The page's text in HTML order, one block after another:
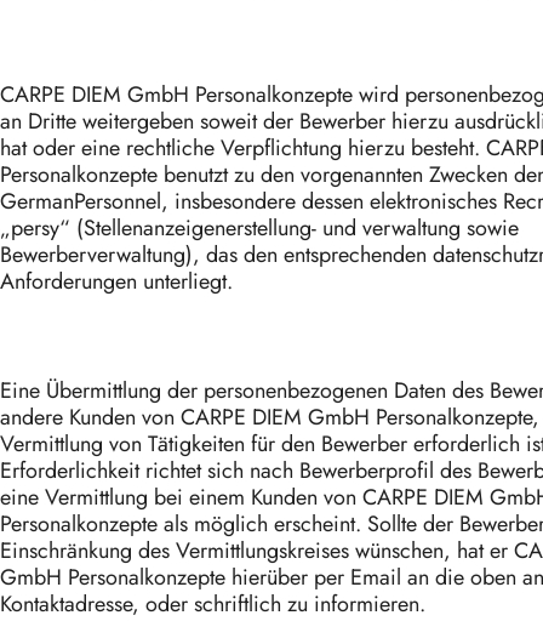
CARPE DIEM GmbH Personalkonzepte wird
an Dritte weitergeben soweit der Bewerber hierzu
hat oder eine rechtliche Verpflichtung hierzu besteht.
Personalkonzepte benutzt zu den vorgenannten Zwecken
GermanPersonnel, insbesondere dessen elektronisches
„persy“ (Stellenanzeigenerstellung- und verwaltung sowie
Bewerberverwaltung), das den entsprechenden
Anforderungen unterliegt.
Eine Übermittlung der personenbezogenen Daten des
andere Kunden von CARPE DIEM GmbH
Vermittlung von Tätigkeiten für den Bewerber erforderlich
Erforderlichkeit richtet sich nach Bewerberprofil des
eine Vermittlung bei einem Kunden von CARPE DIEM
Personalkonzepte als möglich erscheint. Sollte der
Einschränkung des Vermittlungskreises wünschen, hat er
GmbH Personalkonzepte hierüber per Email an die oben
Kontaktadresse, oder schriftlich zu informieren.